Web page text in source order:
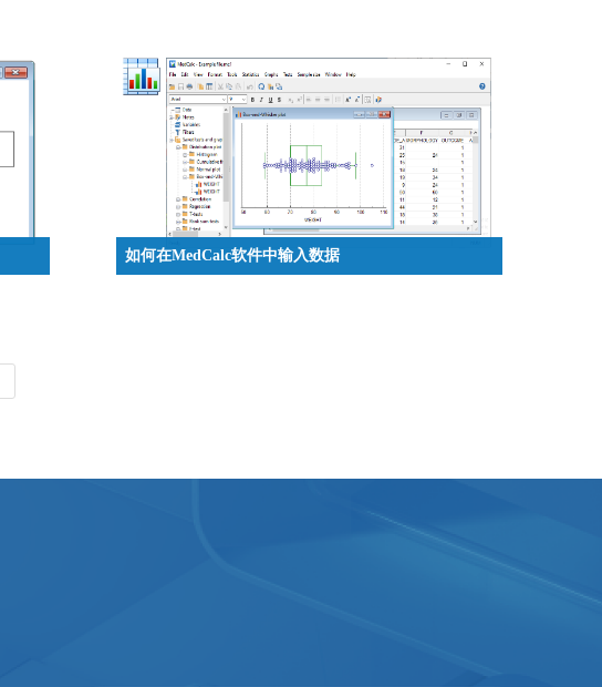
如何在MedCalc软件中输入数据